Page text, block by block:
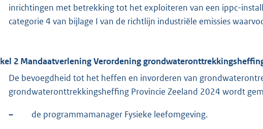
inrichtingen met betrekking tot het exploiteren van een ippc-
categorie 4 van bijlage I van de richtlijn industriële emissies
2 Mandaatverlening Verordening
De bevoegdheid tot het heffen en invorderen van
grondwateronttrekkingsheffing Provincie Zeeland 2024 wordt
– de programmamanager Fysieke leefomgeving.